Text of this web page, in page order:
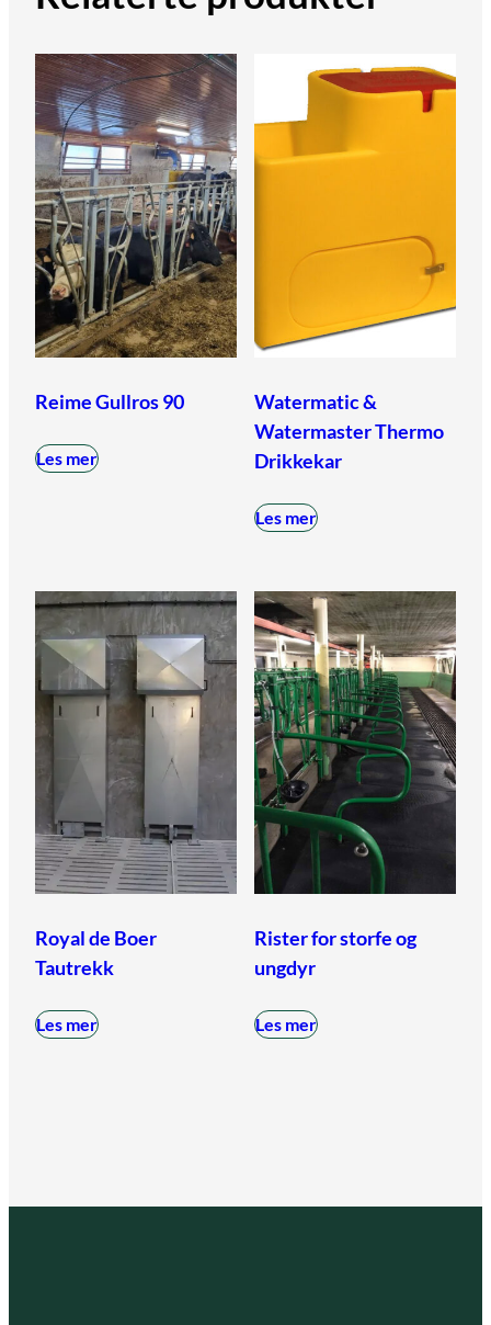
Reime Gullros 90
Les mer
Watermatic &
Watermaster Thermo
Drikkekar
Les mer
Royal de Boer
Tautrekk
Les mer
Rister for storfe og
ungdyr
Les mer